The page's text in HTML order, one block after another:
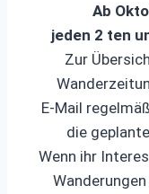
Ab
jeden 2 ten
Zur
E-Mail
die
Wenn ihr